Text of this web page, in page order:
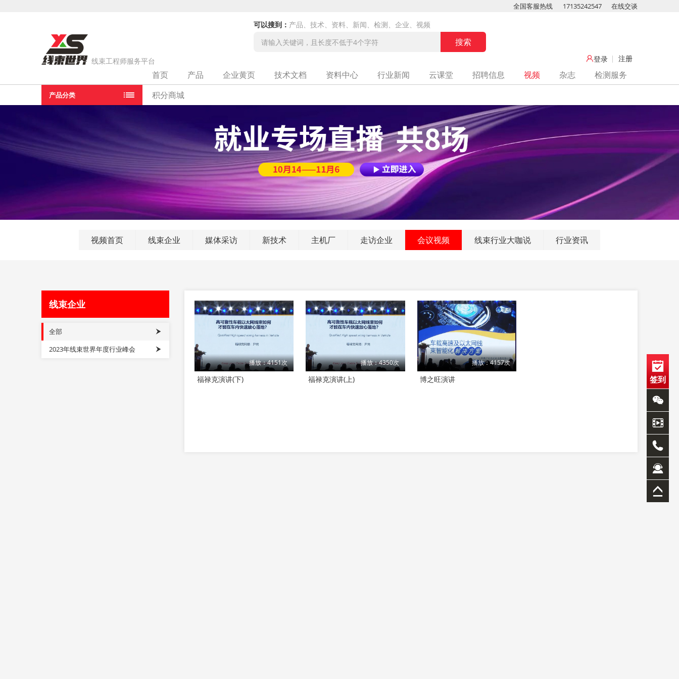
线束工程师服务平台
可以搜到： 产品、技术、资料、新闻、检测、企业、视频
全国客服热线 17135242547 在线交谈
登录 注册
产品分类
首页 产品 企业黄页 技术文档 资料中心 行业新闻 云课堂 招聘信息 视频 杂志
检测服务
积分商城
视频首页 线束企业 媒体采访 新技术 主机厂 走访企业 会议视频 线束行业大咖说 行业资讯
线束企业
全部
2023年线束世界年度行业峰会
播放：4151次
福禄克演讲(下)
播放：4350次
福禄克演讲(上)
播放：4157次
博之旺演讲 签到